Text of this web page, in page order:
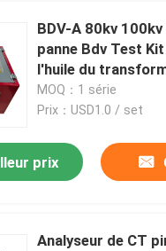
BDV-A 80kv
panne Bdv Test
l'huile du
MOQ：1 série
Prix：USD1.0 / set
prix
Analyseur de CT